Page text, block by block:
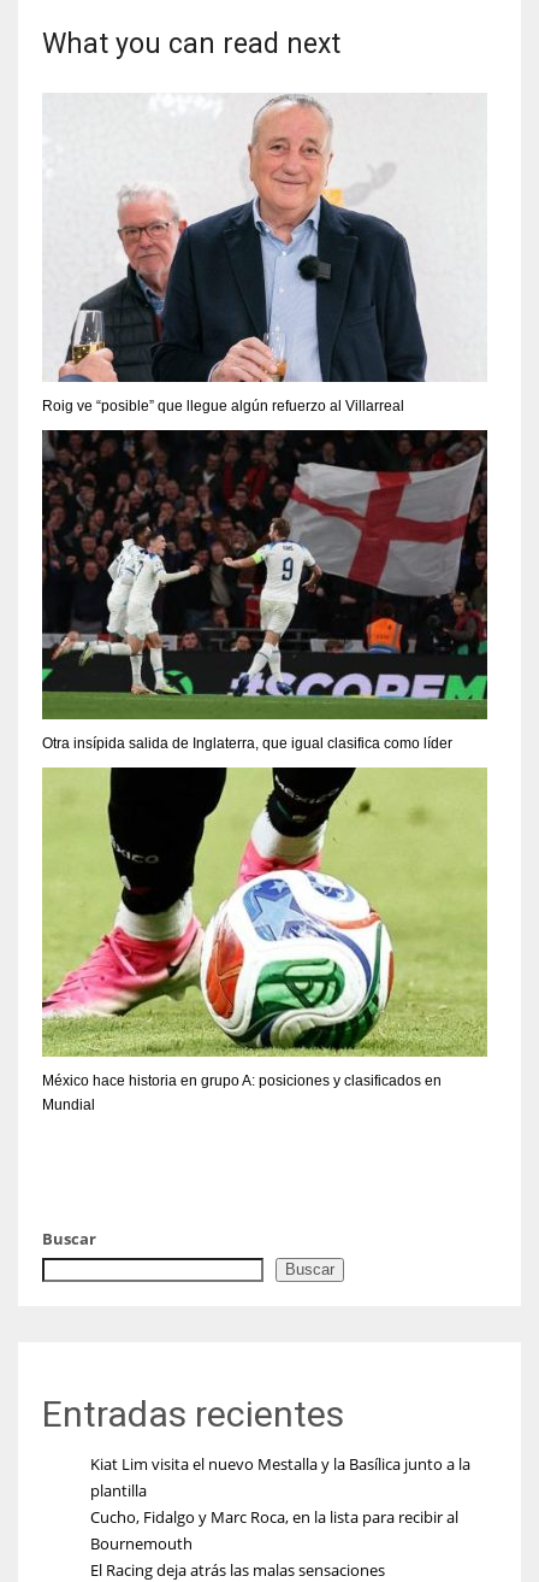
What you can read next
Roig ve “posible” que llegue algún refuerzo al Villarreal
Otra insípida salida de Inglaterra, que igual clasifica como líder
México hace historia en grupo A: posiciones y clasificados en
Mundial
Buscar
Buscar
Entradas recientes
Kiat Lim visita el nuevo Mestalla y la Basílica junto a la
plantilla
Cucho, Fidalgo y Marc Roca, en la lista para recibir al
Bournemouth
El Racing deja atrás las malas sensaciones